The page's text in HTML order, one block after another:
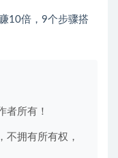
10倍，9个步骤搭
者所有！
不拥有所有权，